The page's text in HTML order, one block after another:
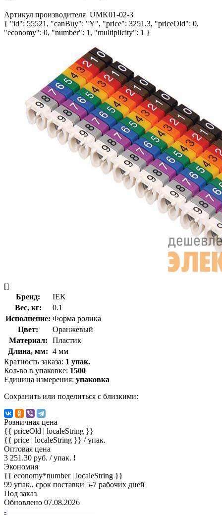
Артикул производителя UMK01-02-3
{ "id": 55521, "canBuy": "Y", "price": 3251.3, "priceOld": 0,
"economy": 0, "number": 1, "multiplicity": 1 }
[]
Бренд:
IEK
Вес, кг:
0.1
Исполнение: Форма ролика
Цвет:
Оранжевый
Материал:
Пластик
Длина, мм: 4 мм
Кратность заказа: 1 упак.
Кол-во в упаковке: 1500
Единица измерения: упаковка
Сохранить или поделиться с близкими:
Розничная цена
{{ priceOld | localeString }}
{{ price | localeString }} / упак.
Оптовая цена
3 251.30 руб. / упак. !
Экономия
{{ economy*number | localeString }}
99 упак., срок поставки 5-7 рабочих дней
Под заказ
Обновлено 07.08.2026
-